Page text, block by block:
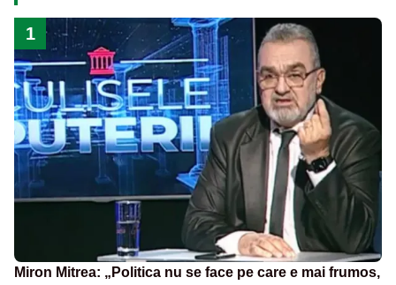
1
Miron Mitrea: „Politica nu se face pe care e mai frumos,